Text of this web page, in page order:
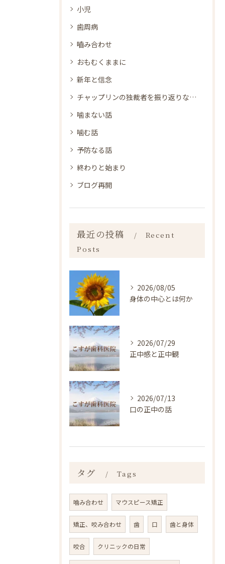
小児
歯周病
嚙み合わせ
おもむくままに
新年と信念
チャップリンの独裁者を振り返りながら
噛まない話
噛む話
予防なる話
終わりと始まり
ブログ再開
最近の投稿
Recent
Posts
2026/08/05
身体の中心とは何か
2026/07/29
正中感と正中観
2026/07/13
口の正中の話
タグ Tags
噛み合わせ マウスピース矯正
矯正、咬み合わせ 歯 口 歯と身体
咬合 クリニックの日常